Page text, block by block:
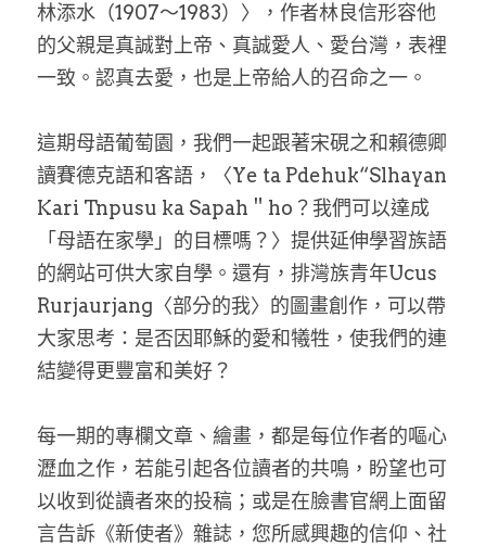
林添水（1907～1983）〉，作者林良信形容他
的父親是真誠對上帝、真誠愛人、愛台灣，表裡
一致。認真去愛，也是上帝給人的召命之一。
這期母語葡萄園，我們一起跟著宋硯之和賴德卿
讀賽德克語和客語，〈Ye ta Pdehuk“Slhayan
Kari Tnpusu ka Sapah＂ho？我們可以達成
「母語在家學」的目標嗎？〉提供延伸學習族語
的網站可供大家自學。還有，排灣族青年Ucus
Rurjaurjang〈部分的我〉的圖畫創作，可以帶
大家思考：是否因耶穌的愛和犧牲，使我們的連
結變得更豐富和美好？
每一期的專欄文章、繪畫，都是每位作者的嘔心
瀝血之作，若能引起各位讀者的共鳴，盼望也可
以收到從讀者來的投稿；或是在臉書官網上面留
言告訴《新使者》雜誌，您所感興趣的信仰、社